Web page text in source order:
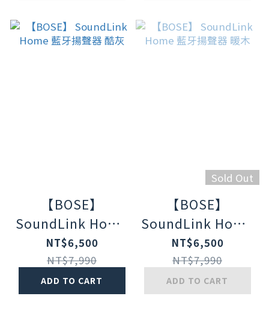
【BOSE】
SoundLink Home
藍牙揚聲器 酷灰
NT$6,500
NT$7,990
ADD TO CART
Sold Out
【BOSE】
SoundLink Home
藍牙揚聲器 暖木
NT$6,500
NT$7,990
ADD TO CART